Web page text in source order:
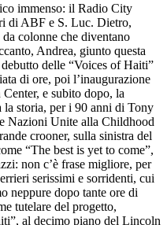
immenso: il Radio City
di ABF e S. Luc. Dietro,
colonne che diventano
Andrea, giunto questa
delle “Voices of Haiti”
di ore, poi l’inaugurazione
e subito dopo, la
la storia, per i 90 anni di Tony
Nazioni Unite alla Childhood
crooner, sulla sinistra del
“The best is yet to come”,
non c’è frase migliore, per
serissimi e sorridenti, cui
neppure dopo tante ore di
tutelare del progetto,
al decimo piano del Lincoln